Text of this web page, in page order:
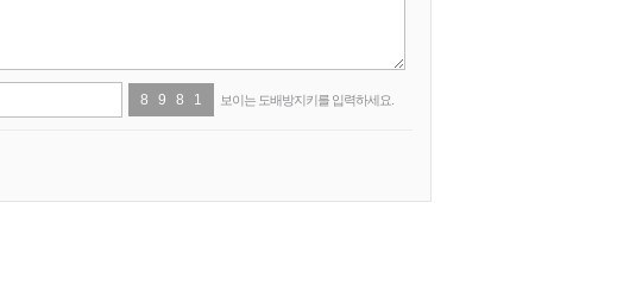
8 9 8 1 보이는 도배방지키를 입력하세요.